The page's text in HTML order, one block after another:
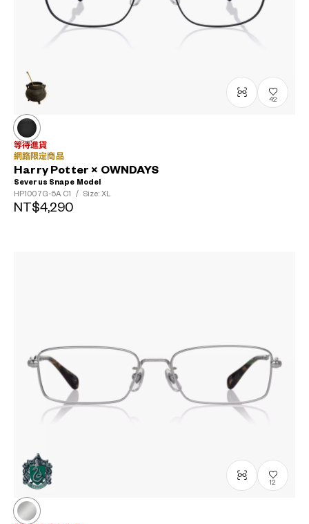
42
等待進貨
網路限定商品
Harry Potter × OWNDAYS
Severus Snape Model
HP1007G-5A C1 / Size: XL
NT$4,290
12